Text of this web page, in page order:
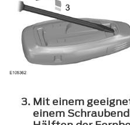
Mit einem
einem